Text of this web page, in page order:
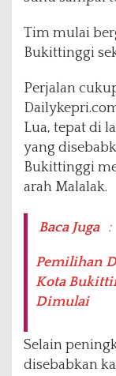
Tim mulai
Bukittinggi
Perjalan
Lua, tepat di
yang
Bukittinggi
arah Malalak.
Baca Juga :
Pemilihan
Kota
Dimulai
Selain
disebabkan